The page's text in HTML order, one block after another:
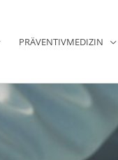
PRÄVENTIVMEDIZIN